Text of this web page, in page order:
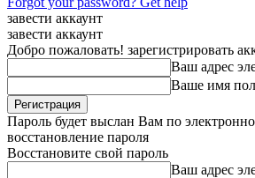
завести аккаунт
завести аккаунт
Добро пожаловать! зарегистрировать
Ваш адрес
Ваше имя
Пароль будет выслан Вам по
восстановление пароля
Восстановите свой пароль
Ваш адрес